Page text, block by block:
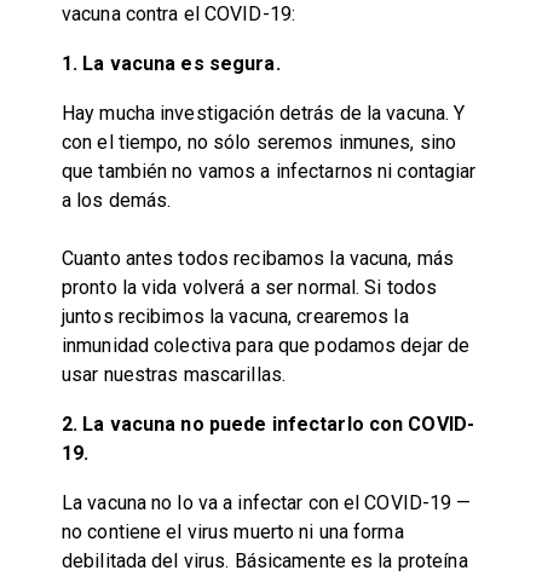
vacuna contra el COVID-19:
1. La vacuna es segura.
Hay mucha investigación detrás de la vacuna. Y
con el tiempo, no sólo seremos inmunes, sino
que también no vamos a infectarnos ni contagiar
a los demás.
Cuanto antes todos recibamos la vacuna, más
pronto la vida volverá a ser normal. Si todos
juntos recibimos la vacuna, crearemos la
inmunidad colectiva para que podamos dejar de
usar nuestras mascarillas.
2. La vacuna no puede infectarlo con COVID-
19.
La vacuna no lo va a infectar con el COVID-19 —
no contiene el virus muerto ni una forma
debilitada del virus. Básicamente es la proteína